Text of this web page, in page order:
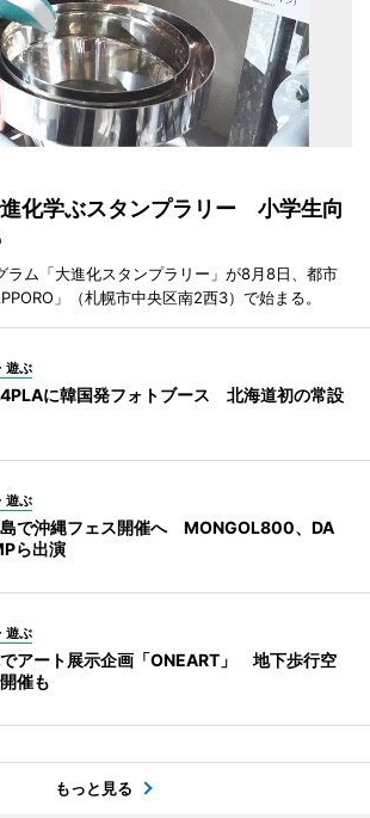
化学ぶスタンプラリー 小学生向
ラム「大進化スタンプラリー」が8月8日、都市
」（札幌市中央区南2西3）で始まる。
遊ぶ
に韓国発フォトブース 北海道初の常設
遊ぶ
で沖縄フェス開催へ MONGOL800、DA
ら出演
遊ぶ
アート展示企画「ONEART」 地下歩行空
催も
もっと見る